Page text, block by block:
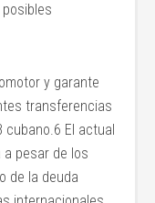
y garante
transferencias
cubano.6 El actual
a pesar de los
de la deuda